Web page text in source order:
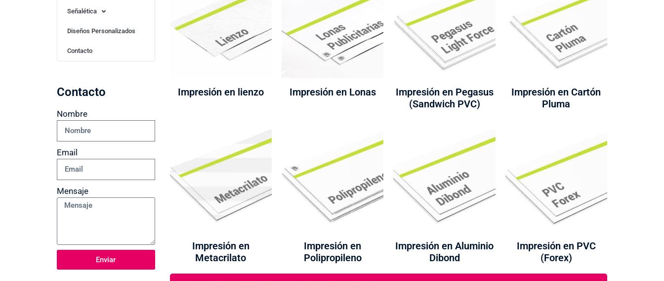
Señalética
Diseños Personalizados
Contacto
Contacto
Nombre
Email
Mensaje
Enviar
Impresión en lienzo Impresión en Lonas
Impresión en Pegasus
(Sandwich PVC)
Impresión en Cartón
Pluma
Impresión en
Metacrilato
Impresión en
Polipropileno
Impresión en Aluminio
Dibond
Impresión en PVC
(Forex)